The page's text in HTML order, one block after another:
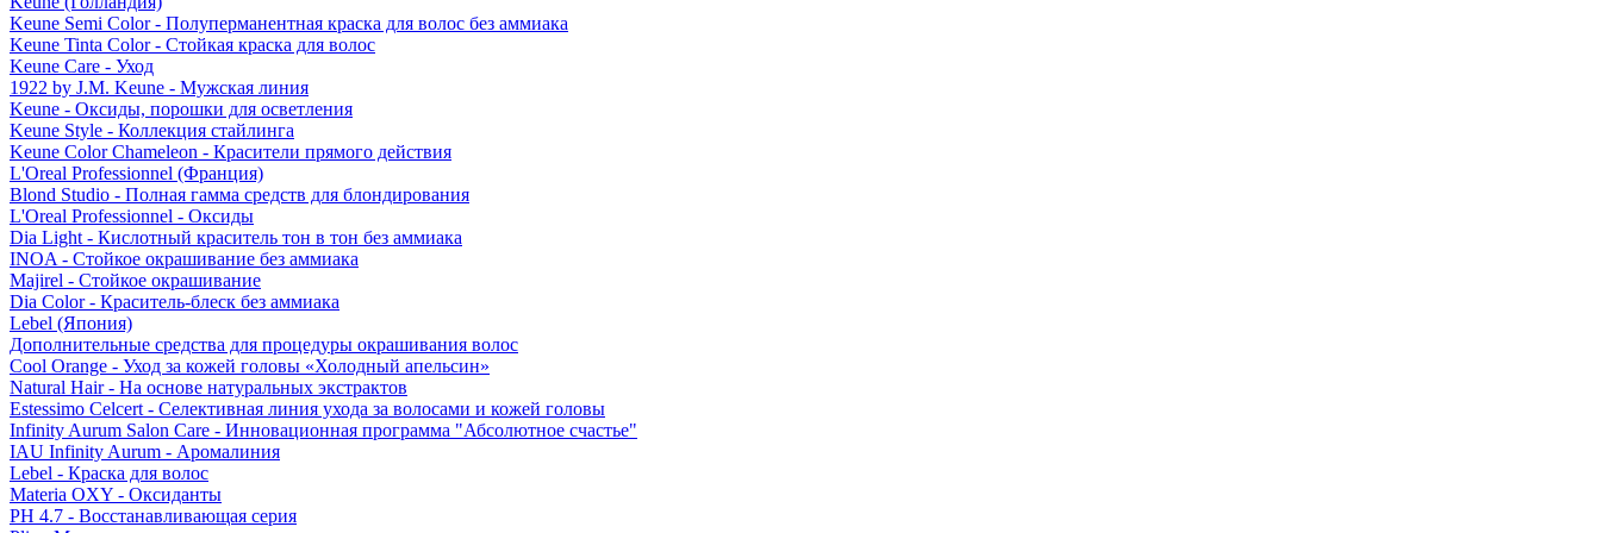
Keune Semi Color - Полуперманентная краска для волос без аммиака
Keune Tinta Color - Стойкая краска для волос
Keune Care - Уход
1922 by J.M. Keune - Мужская линия
Keune - Оксиды, порошки для осветления
Keune Style - Коллекция стайлинга
Keune Color Chameleon - Красители прямого действия
L'Oreal Professionnel (Франция)
Blond Studio - Полная гамма средств для блондирования
L'Oreal Professionnel - Оксиды
Dia Light - Кислотный краситель тон в тон без аммиака
INOA - Стойкое окрашивание без аммиака
Majirel - Стойкое окрашивание
Dia Color - Краситель-блеск без аммиака
Lebel (Япония)
Дополнительные средства для процедуры окрашивания волос
Cool Orange - Уход за кожей головы «Холодный апельсин»
Natural Hair - На основе натуральных экстрактов
Estessimo Celcert - Селективная линия ухода за волосами и кожей головы
Infinity Aurum Salon Care - Инновационная программа "Абсолютное счастье"
IAU Infinity Aurum - Аромалиния
Lebel - Краска для волос
Materia OXY - Оксиданты
PH 4.7 - Восстанавливающая серия